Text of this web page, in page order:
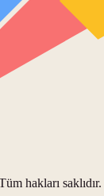
hakları saklıdır.